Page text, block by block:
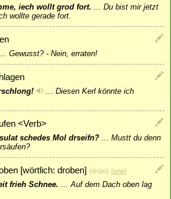
iech wollt grod fort. ... Du bist mir jetzt
wollte gerade fort.
... Gewusst? - Nein, erraten!
... Diesen Kerl könnte ich
<Verb>
schedes Mol drseifn? ... Mustt du denn
[wörtlich: droben] {drūṁ} [orte]
frieh Schnee. ...Auf dem Dach oben lag